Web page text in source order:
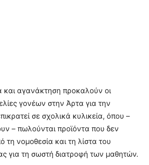
και αγανάκτηση προκαλούν οι
γονέων στην Άρτα για την
σε σχολικά κυλικεία, όπου –
– πωλούνται προϊόντα που δεν
τη νομοθεσία και τη λίστα του
για τη σωστή διατροφή των μαθητών.